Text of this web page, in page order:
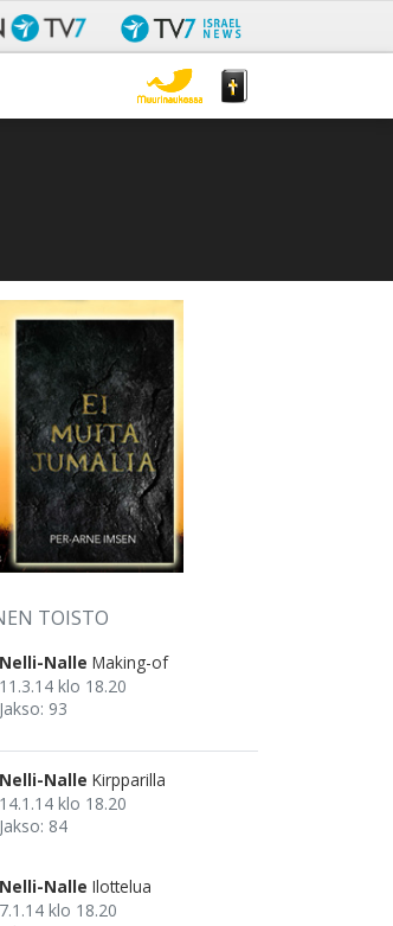
TOISTO
Nelli-Nalle Making-of
11.3.14 klo 18.20
Jakso: 93
Nelli-Nalle Kirpparilla
14.1.14 klo 18.20
Jakso: 84
Nelli-Nalle Ilottelua
7.1.14 klo 18.20